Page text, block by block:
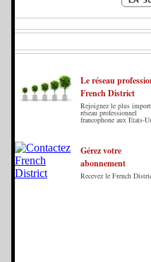
Le réseau
French District
Rejoignez le plus
réseau professionnel
francophone aux Etats-
Gérez votre
abonnement
Recevez le French